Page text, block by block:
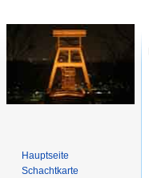
Hauptseite
Schachtkarte